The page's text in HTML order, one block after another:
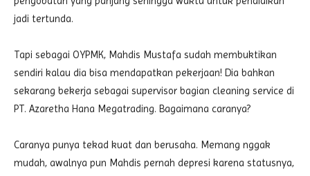
jadi tertunda.
Tapi sebagai OYPMK, Mahdis Mustafa sudah membuktikan
sendiri kalau dia bisa mendapatkan pekerjaan! Dia bahkan
sekarang bekerja sebagai supervisor bagian cleaning service di
PT. Azaretha Hana Megatrading. Bagaimana caranya?
Caranya punya tekad kuat dan berusaha. Memang nggak
mudah, awalnya pun Mahdis pernah depresi karena statusnya,